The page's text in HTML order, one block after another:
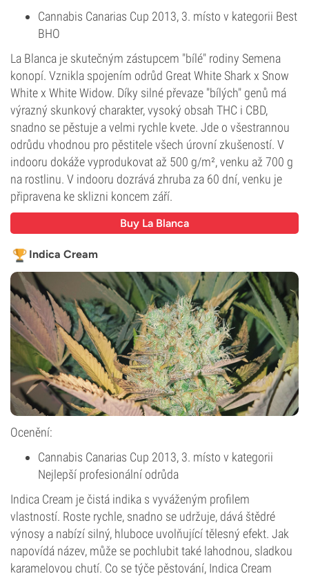
Cannabis Canarias Cup 2013, 3. místo v kategorii Best
BHO
La Blanca je skutečným zástupcem "bílé" rodiny Semena
konopí. Vznikla spojením odrůd Great White Shark x Snow
White x White Widow. Díky silné převaze "bílých" genů má
výrazný skunkový charakter, vysoký obsah THC i CBD,
snadno se pěstuje a velmi rychle kvete. Jde o všestrannou
odrůdu vhodnou pro pěstitele všech úrovní zkušeností. V
indooru dokáže vyprodukovat až 500 g/m², venku až 700 g
na rostlinu. V indooru dozrává zhruba za 60 dní, venku je
připravena ke sklizni koncem září.
Buy La Blanca
Indica Cream
Ocenění:
Cannabis Canarias Cup 2013, 3. místo v kategorii
Nejlepší profesionální odrůda
Indica Cream je čistá indika s vyváženým profilem
vlastností. Roste rychle, snadno se udržuje, dává štědré
výnosy a nabízí silný, hluboce uvolňující tělesný efekt. Jak
napovídá název, může se pochlubit také lahodnou, sladkou
karamelovou chutí. Co se týče pěstování, Indica Cream